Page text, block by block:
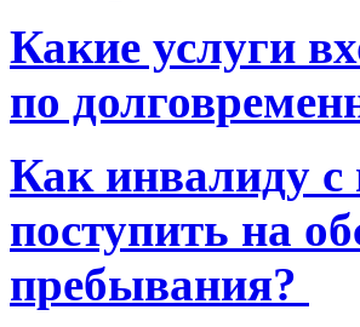
Какие услуги
по
Как инвалиду
поступить на
пребывания?